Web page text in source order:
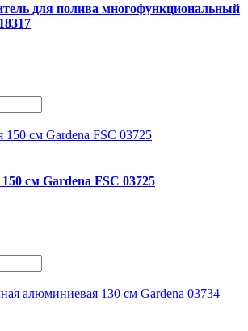
для полива многофункциональный
см Gardena FSC 03725